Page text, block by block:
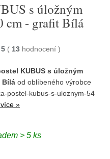
s úložným
cm - grafit Bílá
5 ( 13 hodnocení )
KUBUS s úložným
Bílá od oblíbeného výrobce
postel-kubus-s-uloznym-54
»
> 5 ks